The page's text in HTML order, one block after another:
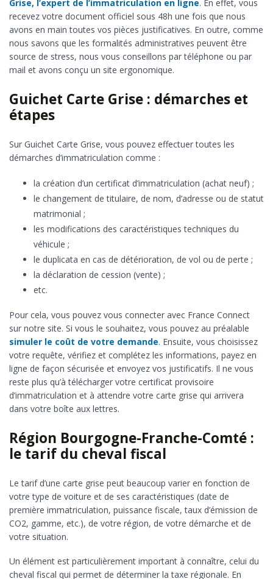
Grise, l’expert de l’immatriculation en ligne. En effet, vous
recevez votre document officiel sous 48h une fois que nous
avons en main toutes vos pièces justificatives. En outre, comme
nous savons que les formalités administratives peuvent être
source de stress, nous vous conseillons par téléphone ou par
mail et avons conçu un site ergonomique.
Guichet Carte Grise : démarches et
étapes
Sur Guichet Carte Grise, vous pouvez effectuer toutes les
démarches d’immatriculation comme :
la création d’un certificat d’immatriculation (achat neuf) ;
le changement de titulaire, de nom, d’adresse ou de statut
matrimonial ;
les modifications des caractéristiques techniques du
véhicule ;
le duplicata en cas de détérioration, de vol ou de perte ;
la déclaration de cession (vente) ;
etc.
Pour cela, vous pouvez vous connecter avec France Connect
sur notre site. Si vous le souhaitez, vous pouvez au préalable
simuler le coût de votre demande. Ensuite, vous choisissez
votre requête, vérifiez et complétez les informations, payez en
ligne de façon sécurisée et envoyez vos justificatifs. Il ne vous
reste plus qu’à télécharger votre certificat provisoire
d’immatriculation et à attendre votre carte grise qui arrivera
dans votre boîte aux lettres.
Région Bourgogne-Franche-Comté :
le tarif du cheval fiscal
Le tarif d’une carte grise peut beaucoup varier en fonction de
votre type de voiture et de ses caractéristiques (date de
première immatriculation, puissance fiscale, taux d’émission de
CO2, gamme, etc.), de votre région, de votre démarche et de
votre situation.
Un élément est particulièrement important à connaître, celui du
cheval fiscal qui permet de déterminer la taxe régionale. En